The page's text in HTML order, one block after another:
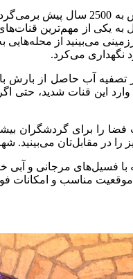
به یکی از مهم‌ترین
می‌بینید از
آب حاصل از بارش
این قنات شدید، حتی
را برای گردشگران
در مقابل‌تان می‌بینید.
فسیل‌های مرجانی و
مناسب و امکانات